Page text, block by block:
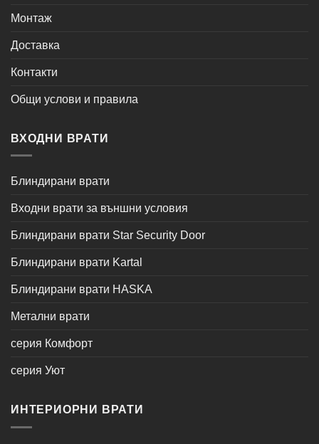
Монтаж
Доставка
Контакти
Общи услови и правила
ВХОДНИ ВРАТИ
Блиндирани врати
Входни врати за външни условия
Блиндирани врати Star Security Door
Блиндирани врати Kartal
Блиндирани врати HASKA
Метални врати
серия Комфорт
серия Уют
ИНТЕРИОРНИ ВРАТИ